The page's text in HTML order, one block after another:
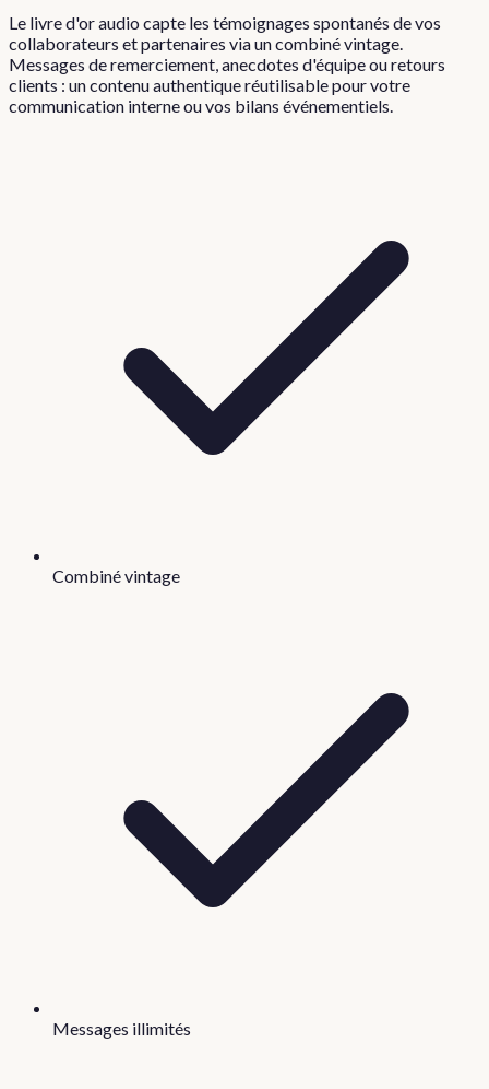
Le livre d'or audio capte les témoignages spontanés de vos
collaborateurs et partenaires via un combiné vintage.
Messages de remerciement, anecdotes d'équipe ou retours
clients : un contenu authentique réutilisable pour votre
communication interne ou vos bilans événementiels.
Combiné vintage
Messages illimités